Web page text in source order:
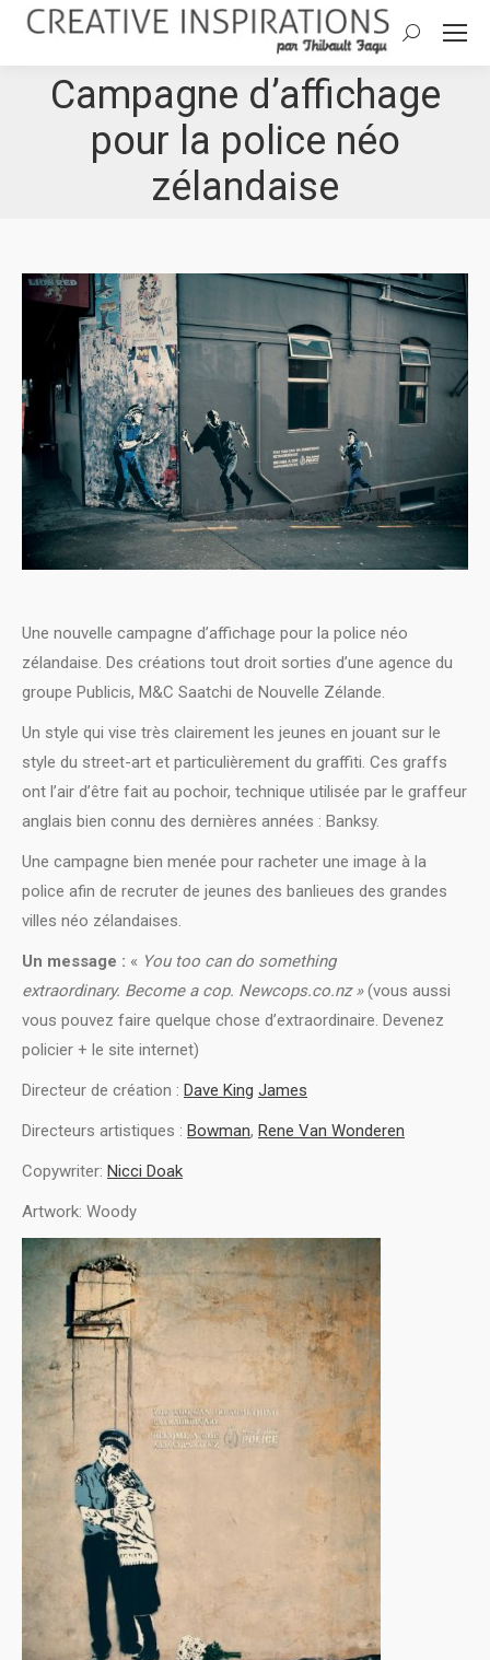
Search:
Campagne d’affichage
pour la police néo
zélandaise
Une nouvelle campagne d’affichage pour la police néo
zélandaise. Des créations tout droit sorties d’une agence du
groupe Publicis, M&C Saatchi de Nouvelle Zélande.
Un style qui vise très clairement les jeunes en jouant sur le
style du street-art et particulièrement du graffiti. Ces graffs
ont l’air d’être fait au pochoir, technique utilisée par le graffeur
anglais bien connu des dernières années : Banksy.
Une campagne bien menée pour racheter une image à la
police afin de recruter de jeunes des banlieues des grandes
villes néo zélandaises.
Un message : « You too can do something
extraordinary. Become a cop. Newcops.co.nz »(vous aussi
vous pouvez faire quelque chose d’extraordinaire. Devenez
policier + le site internet)
Directeur de création : Dave King James
Directeurs artistiques : Bowman, Rene Van Wonderen
Copywriter: Nicci Doak
Artwork: Woody